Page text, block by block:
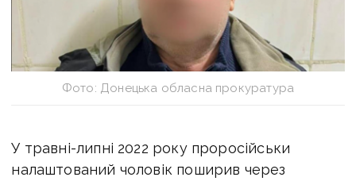
Фото: Донецька обласна прокуратура
У травні-липні 2022 року проросійськи
налаштований чоловік поширив через